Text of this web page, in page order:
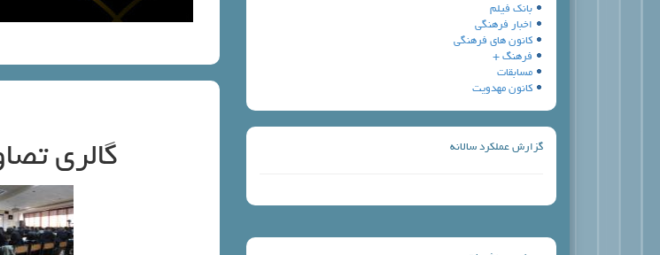
بانك فيلم
اخبار فرهنگي
كانون هاي فرهنگي
فرهنگ +
مسابقات
کانون مهدویت
گزارش عملكرد سالانه گالری